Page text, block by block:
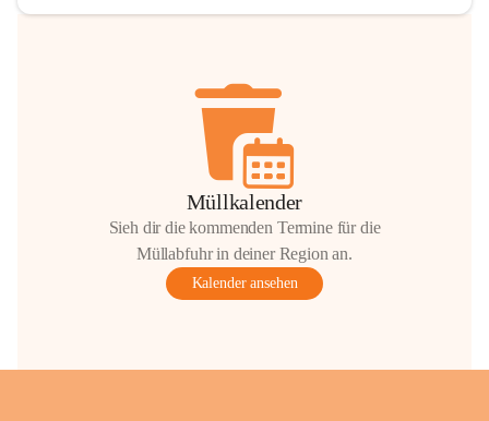
Müllkalender
Sieh dir die kommenden Termine für die
Müllabfuhr in deiner Region an.
Kalender ansehen